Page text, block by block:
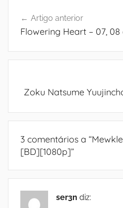
de
Artigo anterior
Flowering Heart – 07,
Zoku Natsume
3 comentários a “
[BD][1080p]”
ser3n diz: